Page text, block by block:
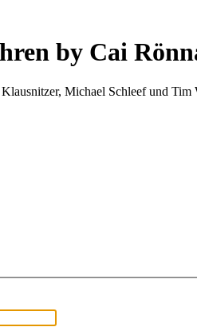
by Cai
Michael Schleef und Tim